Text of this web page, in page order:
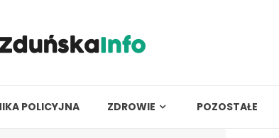
POLICYJNA ZDROWIE POZOSTAŁE